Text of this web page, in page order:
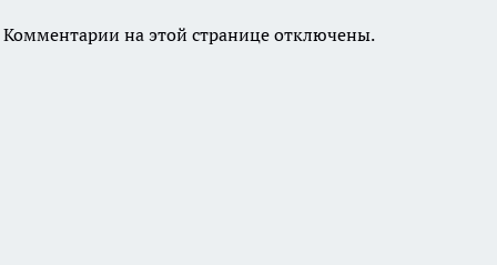
Комментарии на этой странице отключены.